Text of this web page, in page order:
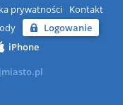
prywatności
Kontakt
Logowanie
iPhone